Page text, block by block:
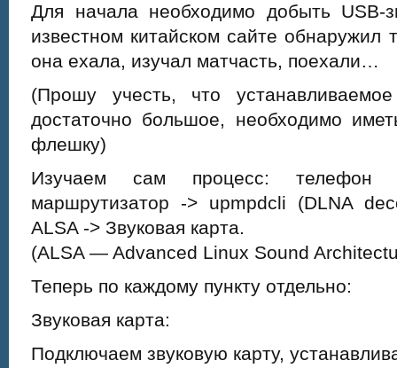
Для начала необходимо добыть USB-
известном китайском сайте обнаружил
она ехала, изучал матчасть, поехали…
(Прошу учесть, что
достаточно большое, необходимо
флешку)
Изучаем сам процесс: телефон
маршрутизатор -> upmpdcli (DLNA
ALSA -> Звуковая карта.
(ALSA — Advanced Linux Sound
Теперь по каждому пункту отдельно:
Звуковая карта:
Подключаем звуковую карту,